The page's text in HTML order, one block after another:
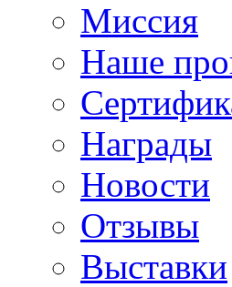
Миссия
Наше
Награды
Новости
Отзывы
Выставки